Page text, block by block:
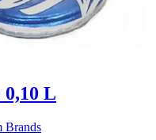
L
Brands